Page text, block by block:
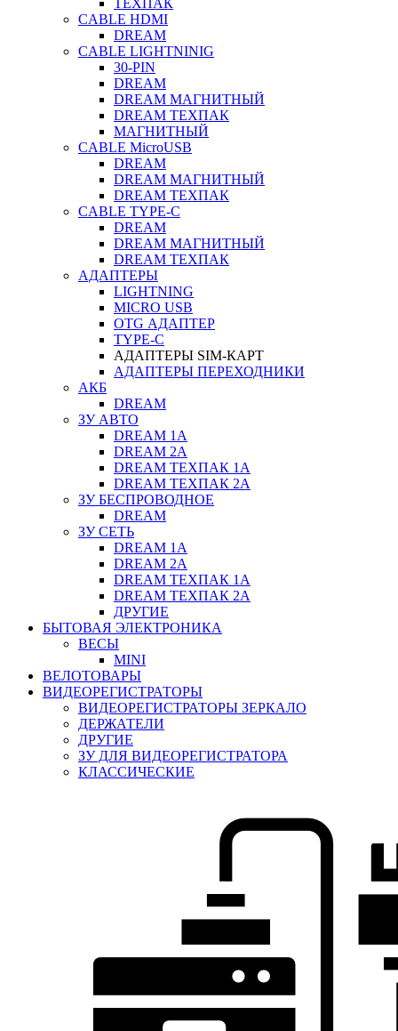
ТЕХПАК
CABLE HDMI
DREAM
CABLE LIGHTNINIG
30-PIN
DREAM
DREAM МАГНИТНЫЙ
DREAM ТЕХПАК
МАГНИТНЫЙ
CABLE MicroUSB
DREAM
DREAM МАГНИТНЫЙ
DREAM ТЕХПАК
CABLE TYPE-C
DREAM
DREAM МАГНИТНЫЙ
DREAM ТЕХПАК
АДАПТЕРЫ
LIGHTNING
MICRO USB
OTG АДАПТЕР
TYPE-C
АДАПТЕРЫ SIM-КАРТ
АДАПТЕРЫ ПЕРЕХОДНИКИ
АКБ
DREAM
ЗУ АВТО
DREAM 1A
DREAM 2A
DREAM ТЕХПАК 1A
DREAM ТЕХПАК 2A
ЗУ БЕСПРОВОДНОЕ
DREAM
ЗУ СЕТЬ
DREAM 1A
DREAM 2A
DREAM ТЕХПАК 1A
DREAM ТЕХПАК 2A
ДРУГИЕ
БЫТОВАЯ ЭЛЕКТРОНИКА
ВЕСЫ
MINI
ВЕЛОТОВАРЫ
ВИДЕОРЕГИСТРАТОРЫ
ВИДЕОРЕГИСТРАТОРЫ ЗЕРКАЛО
ДЕРЖАТЕЛИ
ДРУГИЕ
ЗУ ДЛЯ ВИДЕОРЕГИСТРАТОРА
КЛАССИЧЕСКИЕ